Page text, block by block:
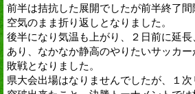
前半は拮抗した展開でしたが前半終了
空気のまま折り返しとなりました。
後半になり気温も上がり、２日前に延
あり、なかなか静高のやりたいサッカ
敗戦となりました。
県大会出場はなりませんでしたが、１